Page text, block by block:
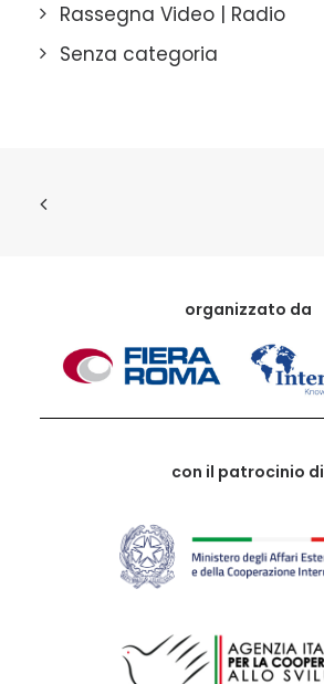
Rassegna Video | Radio
Senza categoria
organizzato da
con il patrocinio di